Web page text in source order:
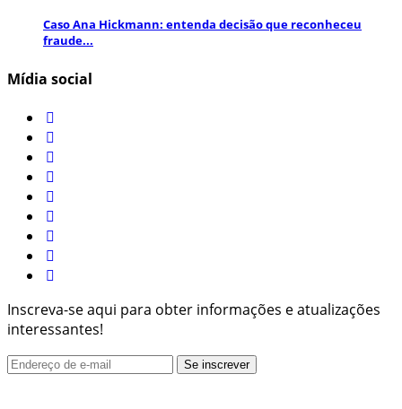
Caso Ana Hickmann: entenda decisão que reconheceu
fraude...
Mídia social
Inscreva-se aqui para obter informações e atualizações
interessantes!